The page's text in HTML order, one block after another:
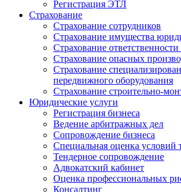
Регистрация ЭТЛ
Страхование
Страхование сотрудников
Страхование имущества
Страхование
Страхование опасных
Страхование
передвижного оборудования
Страхование строительно-
Юридические услуги
Регистрация бизнеса
Ведение арбитражных дел
Сопровождение бизнеса
Специальная оценка условий
Тендерное сопровождение
Адвокатский кабинет
Оценка профессиональных
Консалтинг